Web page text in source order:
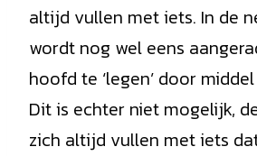
altijd vullen met iets. In de
wordt nog wel eens
hoofd te ‘legen’ door
Dit is echter niet mogelijk,
zich altijd vullen met iets